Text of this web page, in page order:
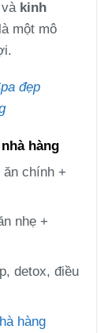
kinh
một mô
đẹp
hàng
ăn chính +
nhẹ +
detox, điều
hàng